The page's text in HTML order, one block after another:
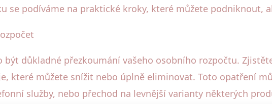
se podíváme na praktické kroky, které můžete podniknout,
být důkladné přezkoumání vašeho osobního rozpočtu.
které můžete snížit nebo úplně eliminovat. Toto opatření
služby, nebo přechod na levnější varianty některých